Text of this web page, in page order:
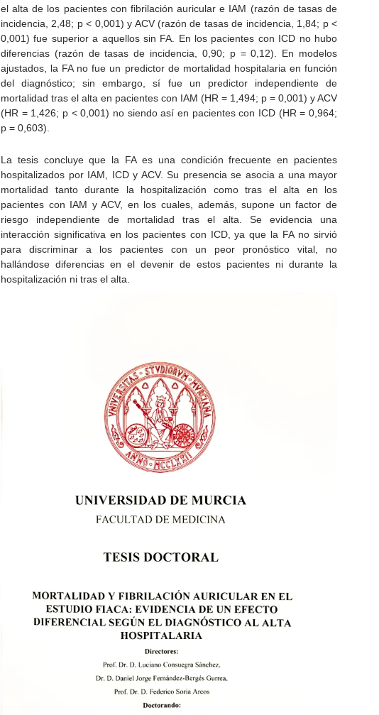
el alta de los pacientes con fibrilación auricular e IAM (razón de tasas de
incidencia, 2,48; p < 0,001) y ACV (razón de tasas de incidencia, 1,84; p <
0,001) fue superior a aquellos sin FA. En los pacientes con ICD no hubo
diferencias (razón de tasas de incidencia, 0,90; p = 0,12). En modelos
ajustados, la FA no fue un predictor de mortalidad hospitalaria en función
del diagnóstico; sin embargo, sí fue un predictor independiente de
mortalidad tras el alta en pacientes con IAM (HR = 1,494; p = 0,001) y ACV
(HR = 1,426; p < 0,001) no siendo así en pacientes con ICD (HR = 0,964;
p = 0,603).
La tesis concluye que la FA es una condición frecuente en pacientes
hospitalizados por IAM, ICD y ACV. Su presencia se asocia a una mayor
mortalidad tanto durante la hospitalización como tras el alta en los
pacientes con IAM y ACV, en los cuales, además, supone un factor de
riesgo independiente de mortalidad tras el alta. Se evidencia una
interacción significativa en los pacientes con ICD, ya que la FA no sirvió
para discriminar a los pacientes con un peor pronóstico vital, no
hallándose diferencias en el devenir de estos pacientes ni durante la
hospitalización ni tras el alta.